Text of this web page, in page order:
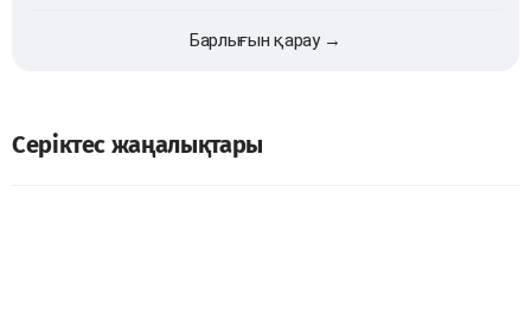
Барлығын қарау →
Серіктес жаңалықтары